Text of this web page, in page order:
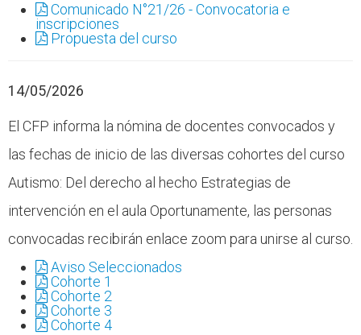
Comunicado N°21/26 - Convocatoria e
inscripciones
Propuesta del curso
14/05/2026
El CFP informa la nómina de docentes convocados y
las fechas de inicio de las diversas cohortes del curso
Autismo: Del derecho al hecho Estrategias de
intervención en el aula Oportunamente, las personas
convocadas recibirán enlace zoom para unirse al curso.
Aviso Seleccionados
Cohorte 1
Cohorte 2
Cohorte 3
Cohorte 4